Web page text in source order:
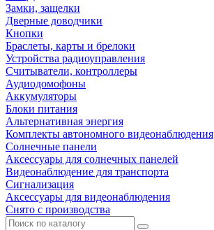
Замки, защелки
Дверные доводчики
Кнопки
Браслеты, карты и брелоки
Устройства радиоуправления
Считыватели, контроллеры
Аудиодомофоны
Аккумуляторы
Блоки питания
Альтернативная энергия
Комплекты автономного видеонаблюдения
Солнечные панели
Аксессуары для солнечных панелей
Видеонаблюдение для транспорта
Сигнализация
Аксессуары для видеонаблюдения
Снято с производства